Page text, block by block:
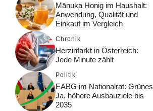
Mānuka Honig im Haushalt:
Anwendung, Qualität und
Einkauf im Vergleich
Chronik
Herzinfarkt in Österreich:
Jede Minute zählt
Politik
EABG im Nationalrat: Grünes
Ja, höhere Ausbauziele bis
2035